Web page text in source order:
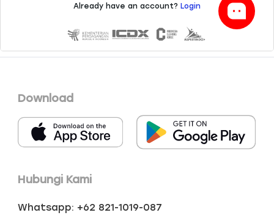
Download
Hubungi Kami
Whatsapp: +62 821-1019-087